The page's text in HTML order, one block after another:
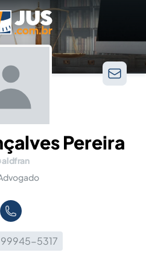
Pereira
aldfran
5317